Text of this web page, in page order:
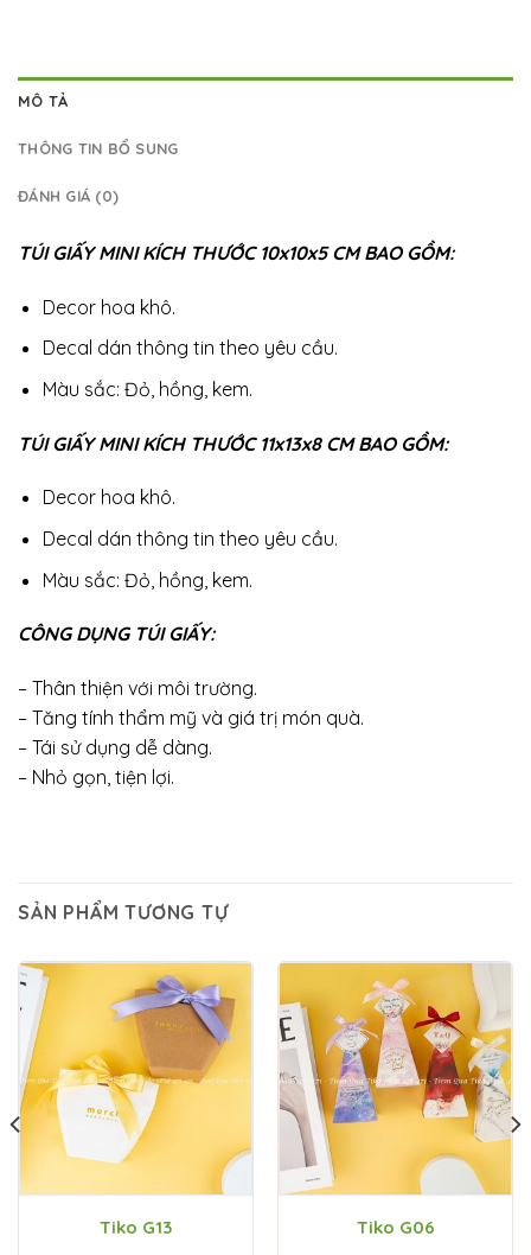
MÔ TẢ
THÔNG TIN BỔ SUNG
ĐÁNH GIÁ (0)
TÚI GIẤY MINI KÍCH THƯỚC 10x10x5 CM BAO GỒM:
Decor hoa khô.
Decal dán thông tin theo yêu cầu.
Màu sắc: Đỏ, hồng, kem.
TÚI GIẤY MINI KÍCH THƯỚC 11x13x8 CM BAO GỒM:
Decor hoa khô.
Decal dán thông tin theo yêu cầu.
Màu sắc: Đỏ, hồng, kem.
CÔNG DỤNG TÚI GIẤY:
– Thân thiện với môi trường.
– Tăng tính thẩm mỹ và giá trị món quà.
– Tái sử dụng dễ dàng.
– Nhỏ gọn, tiện lợi.
SẢN PHẨM TƯƠNG TỰ
Tiko G13 Tiko G06